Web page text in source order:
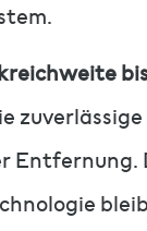
Entfernung.